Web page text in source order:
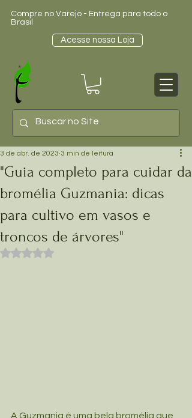
Compre no Varejo - Entrega para todo o
Brasil
Acesse nossa Loja
"Guia completo para cuidar da
bromélia Guzmania: dicas
para cultivo em vasos e
troncos de árvores"
3 de abr. de 2023 3 min de leitura
Avaliado com NaN de 5 estrelas.
A Guzmania é uma bela bromélia que